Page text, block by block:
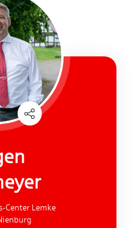
Center Lemke